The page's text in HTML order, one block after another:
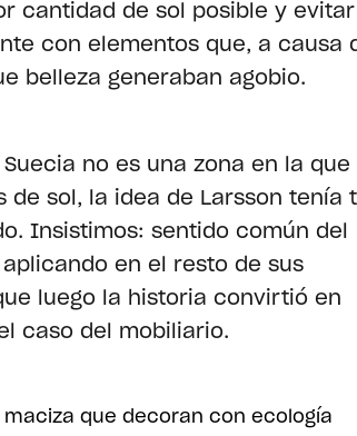
cantidad de sol posible y evitar
con elementos que, a causa
belleza generaban agobio.
no es una zona en la que
de sol, la idea de Larsson tenía
Insistimos: sentido común del
en el resto de sus
luego la historia convirtió en
caso del mobiliario.
maciza que decoran con ecología